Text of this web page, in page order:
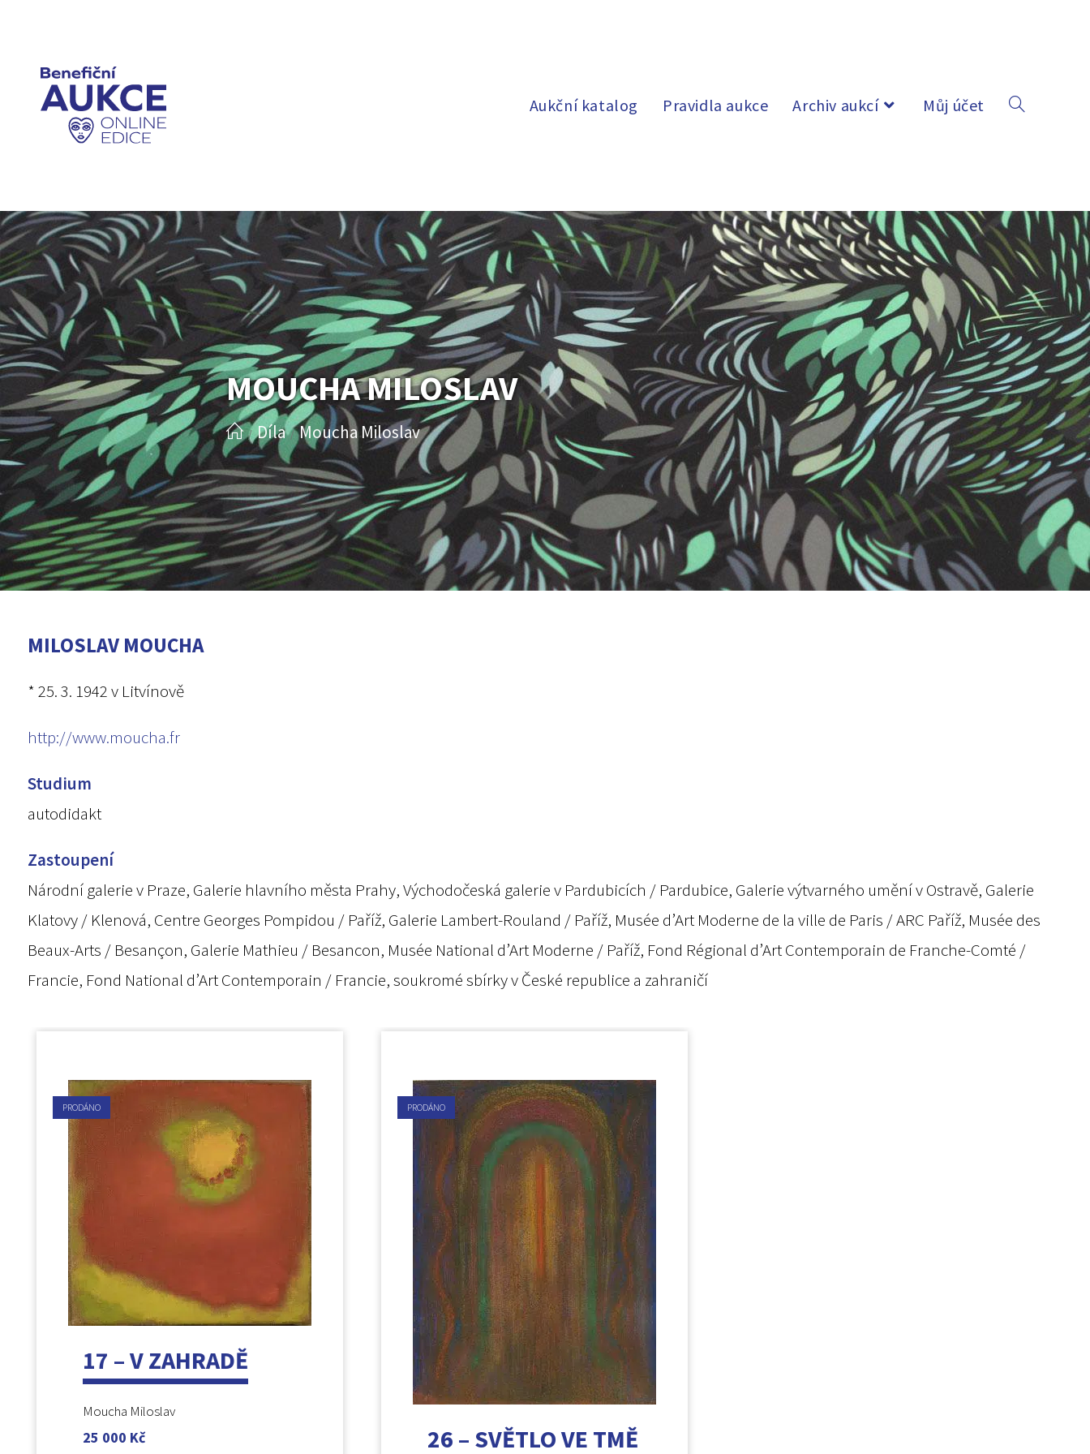
Aukční katalog Pravidla aukce Archiv aukcí Můj účet
MOUCHA MILOSLAV
/ Díla / Moucha Miloslav
MILOSLAV MOUCHA
* 25. 3. 1942 v Litvínově
http://www.moucha.fr
Studium
autodidakt
Zastoupení
Národní galerie v Praze, Galerie hlavního města Prahy, Východočeská galerie v Pardubicích / Pardubice, Galerie výtvarného umění v Ostravě, Galerie
Klatovy / Klenová, Centre Georges Pompidou / Paříž, Galerie Lambert-Rouland / Paříž, Musée d’Art Moderne de la ville de Paris / ARC Paříž, Musée des
Beaux-Arts / Besançon, Galerie Mathieu / Besancon, Musée National d’Art Moderne / Paříž, Fond Régional d’Art Contemporain de Franche-Comté /
Francie, Fond National d’Art Contemporain / Francie, soukromé sbírky v České republice a zahraničí
PRODÁNO
17 – V ZAHRADĚ
Moucha Miloslav
25 000 Kč
PRODÁNO
26 – SVĚTLO VE TMĚ